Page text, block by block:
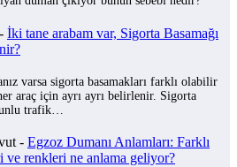
- İki tane arabam var, Sigorta Basamağı
varsa sigorta basamakları farklı olabilir
araç için ayrı ayrı belirlenir. Sigorta
trafik…
- Egzoz Dumanı Anlamları: Farklı
ve renkleri ne anlama geliyor?